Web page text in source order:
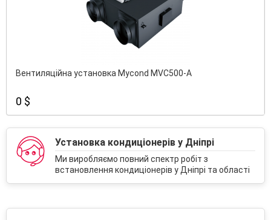
Вентиляційна установка Mycond MVC500-A
0 $
Установка кондиціонерів у Дніпрі
Ми виробляємо повний спектр робіт з
встановлення кондиціонерів у Дніпрі та області